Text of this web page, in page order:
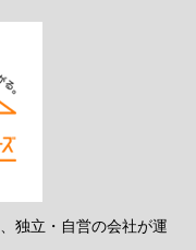
独立・自営の会社が運